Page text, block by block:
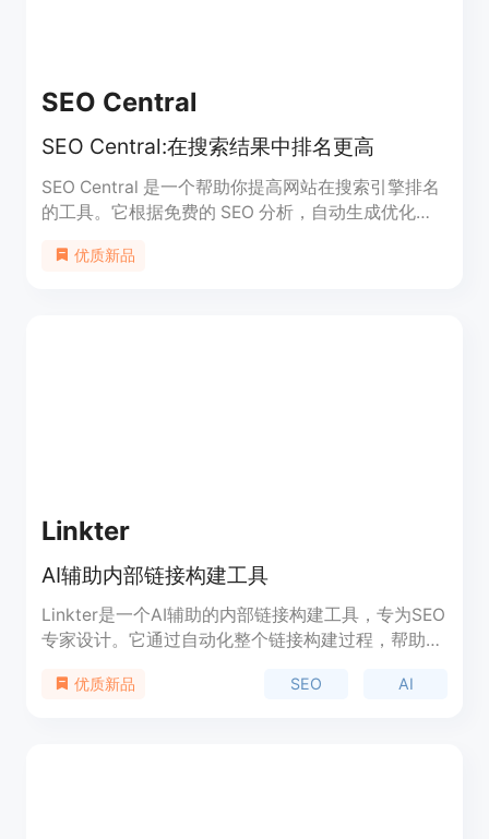
SEO Central
SEO Central:在搜索结果中排名更高
SEO Central 是一个帮助你提高网站在搜索引擎排名
的工具。它根据免费的 SEO 分析，自动生成优化的
竞争对手，出现在搜索结果的顶部。该工具提供了一
优质新品
Linkter
AI辅助内部链接构建工具
Linkter是一个AI辅助的内部链接构建工具，专为SEO
专家设计。它通过自动化整个链接构建过程，帮助用
括提高网站的可爬取性和索引性，增加页面浏览量，
优质新品 SEO AI